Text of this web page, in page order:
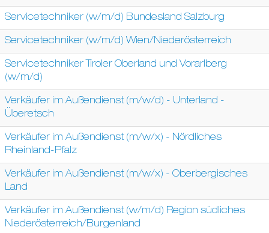
Servicetechniker (w/m/d) Bundesland Salzburg
Servicetechniker (w/m/d) Wien/Niederösterreich
Servicetechniker Tiroler Oberland und Vorarlberg
(w/m/d)
Verkäufer im Außendienst (m/w/d) - Unterland -
Überetsch
Verkäufer im Außendienst (m/w/x) - Nördliches
Rheinland-Pfalz
Verkäufer im Außendienst (m/w/x) - Oberbergisches
Land
Verkäufer im Außendienst (w/m/d) Region südliches
Niederösterreich/Burgenland